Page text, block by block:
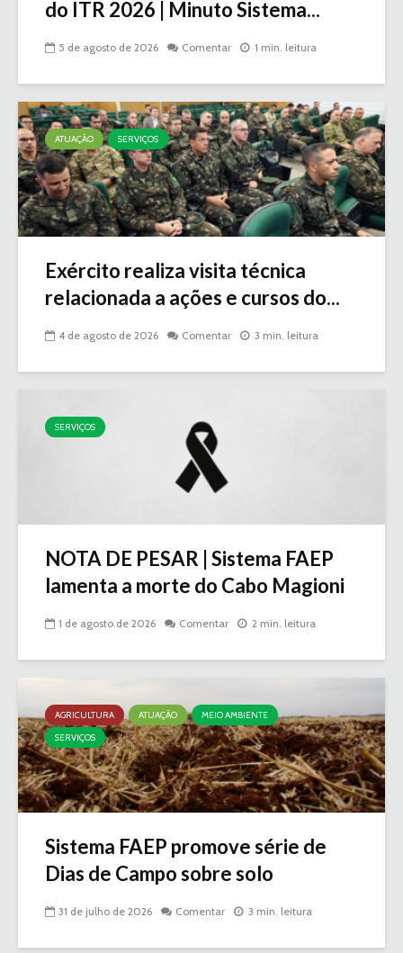
do ITR 2026 | Minuto Sistema...
5 de agosto de 2026 Comentar 1 min. leitura
ATUAÇÃO SERVIÇOS
Exército realiza visita técnica
relacionada a ações e cursos do...
4 de agosto de 2026 Comentar 3 min. leitura
SERVIÇOS
NOTA DE PESAR | Sistema FAEP
lamenta a morte do Cabo Magioni
1 de agosto de 2026 Comentar 2 min. leitura
AGRICULTURA ATUAÇÃO
MEIO AMBIENTE
SERVIÇOS
Sistema FAEP promove série de
Dias de Campo sobre solo
31 de julho de 2026 Comentar 3 min. leitura